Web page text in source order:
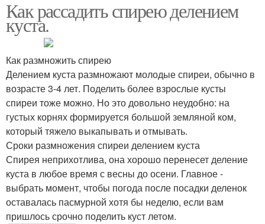
Как рассадить спирею делением
куста.
Как размножить спирею
Делением куста размножают молодые спиреи, обычно в
возрасте 3-4 лет. Поделить более взрослые кусты
спиреи тоже можно. Но это довольно неудобно: на
густых корнях формируется большой земляной ком,
который тяжело выкапывать и отмывать.
Сроки размножения спиреи делением куста
Спирея неприхотлива, она хорошо перенесет деление
куста в любое время с весны до осени. Главное -
выбрать момент, чтобы погода после посадки деленок
оставалась пасмурной хотя бы неделю, если вам
пришлось срочно поделить куст летом.